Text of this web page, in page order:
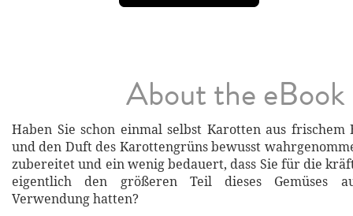
About the eBook
Haben Sie schon einmal selbst Karotten aus frischem
und den Duft des Karottengrüns bewusst
zubereitet und ein wenig bedauert, dass Sie für die
eigentlich den größeren Teil dieses Gemüses
Verwendung hatten?